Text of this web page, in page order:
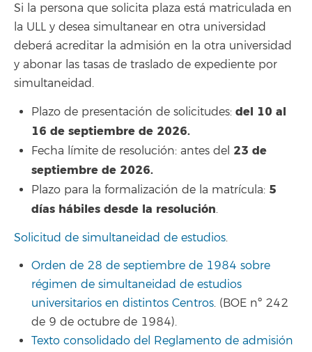
Si la persona que solicita plaza está matriculada en
la ULL y desea simultanear en otra universidad
deberá acreditar la admisión en la otra universidad
y abonar las tasas de traslado de expediente por
simultaneidad.
Plazo de presentación de solicitudes: del 10 al
16 de septiembre de 2026.
Fecha límite de resolución: antes del 23 de
septiembre de 2026.
Plazo para la formalización de la matrícula: 5
días hábiles desde la resolución.
Solicitud de simultaneidad de estudios.
Orden de 28 de septiembre de 1984 sobre
régimen de simultaneidad de estudios
universitarios en distintos Centros. (BOE nº 242
de 9 de octubre de 1984).
Texto consolidado del Reglamento de admisión